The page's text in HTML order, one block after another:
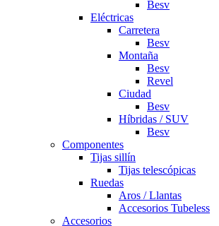
Besv
Eléctricas
Carretera
Besv
Montaña
Besv
Revel
Ciudad
Besv
Híbridas / SUV
Besv
Componentes
Tijas sillín
Tijas telescópicas
Ruedas
Aros / Llantas
Accesorios Tubeless
Accesorios